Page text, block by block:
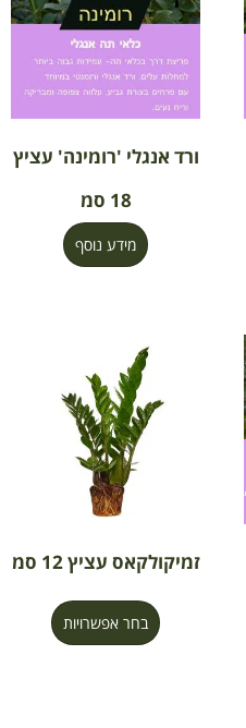
ורד אנגלי 'רומינה' עציץ
18 סמ
מידע נוסף
זמיקולקאס עציץ 12 סמ
בחר אפשרויות